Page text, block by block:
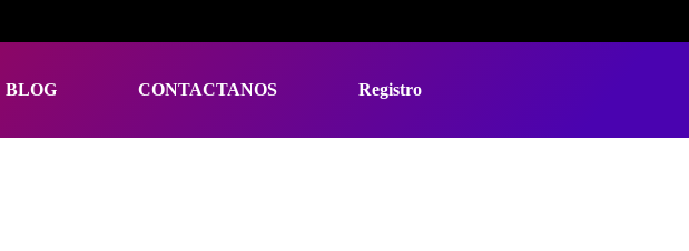
BLOG CONTACTANOS Registro